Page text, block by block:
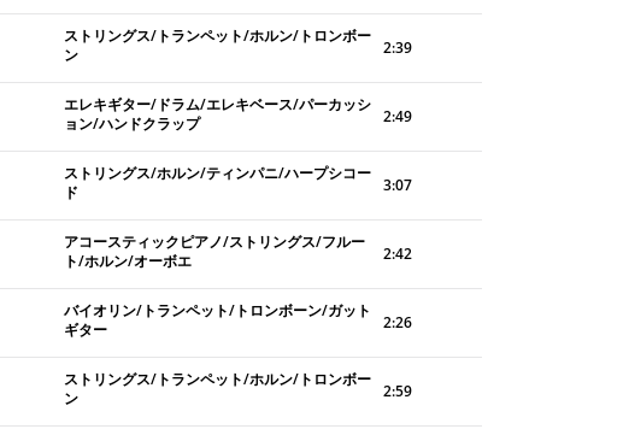
ストリングス/トランペット/ホルン/トロンボー
ン
2:39
エレキギター/ドラム/エレキベース/パーカッシ
ョン/ハンドクラップ
2:49
ストリングス/ホルン/ティンパニ/ハープシコー
ド
3:07
アコースティックピアノ/ストリングス/フルー
ト/ホルン/オーボエ
2:42
バイオリン/トランペット/トロンボーン/ガット
ギター
2:26
ストリングス/トランペット/ホルン/トロンボー
ン
2:59